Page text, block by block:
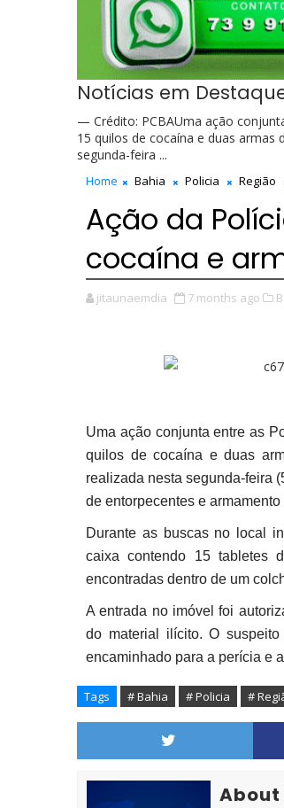
Notícias em
— Crédito: PCBAUma ação
15 quilos de cocaína e duas
segunda-feira ...
Home Bahia Policia Região
Ação da
cocaína e
jitaunaemdia 7 months ago
Uma ação conjunta entre as
quilos de cocaína e duas
realizada nesta segunda-feira
de entorpecentes e
Durante as buscas no local
caixa contendo 15 tabletes
encontradas dentro de um
A entrada no imóvel foi
do material ilícito. O
encaminhado para a perícia e
Tags # Bahia # Policia #